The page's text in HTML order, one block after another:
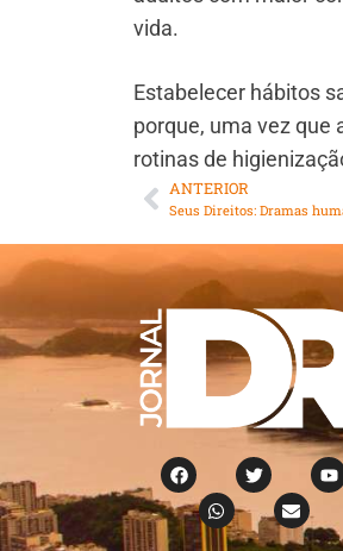
vida.
Estabelecer hábitos
porque, uma vez que
rotinas de
ANTERIOR
Seus Direitos: Dramas